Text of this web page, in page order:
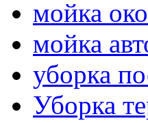
мойка
мойка
уборка
Уборка